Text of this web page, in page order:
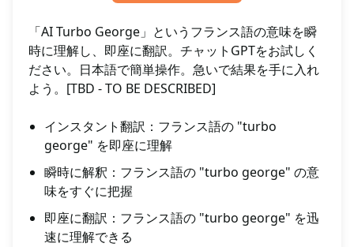
「AI Turbo George」というフランス語の意味を瞬
時に理解し、即座に翻訳。チャットGPTをお試しく
ださい。日本語で簡単操作。急いで結果を手に入れ
よう。[TBD - TO BE DESCRIBED]
インスタント翻訳：フランス語の "turbo
george" を即座に理解
瞬時に解釈：フランス語の "turbo george" の意
味をすぐに把握
即座に翻訳：フランス語の "turbo george" を迅
速に理解できる